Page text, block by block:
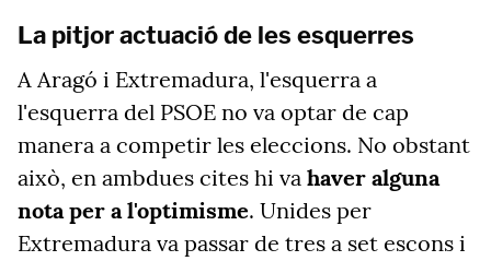
La pitjor actuació de les esquerres
A Aragó i Extremadura, l'esquerra a
l'esquerra del PSOE no va optar de cap
manera a competir les eleccions. No obstant
això, en ambdues cites hi va haver alguna
nota per a l'optimisme. Unides per
Extremadura va passar de tres a set escons i